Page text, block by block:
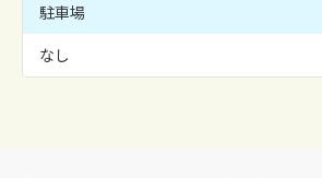
駐車場
なし